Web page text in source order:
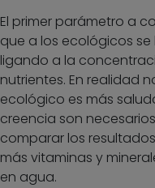
El primer parámetro a
que a los ecológicos
ligando a la
nutrientes. En realidad
ecológico es más
creencia son
comparar los
más vitaminas y
en agua.